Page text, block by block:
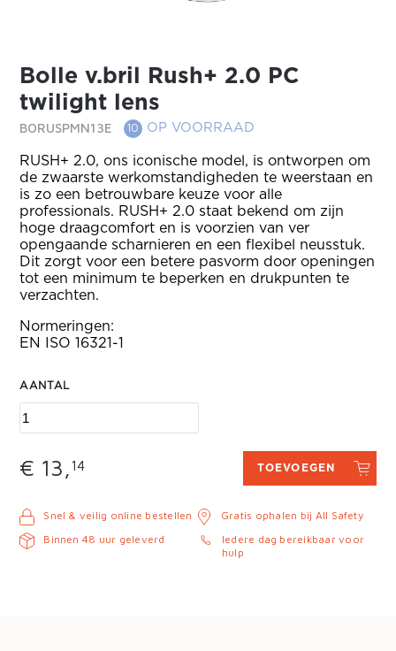
Bolle v.bril Rush+ 2.0 PC
twilight lens
BORUSPMN13E 10 OP VOORRAAD
RUSH+ 2.0, ons iconische model, is ontworpen om
de zwaarste werkomstandigheden te weerstaan en
is zo een betrouwbare keuze voor alle
professionals. RUSH+ 2.0 staat bekend om zijn
hoge draagcomfort en is voorzien van ver
opengaande scharnieren en een flexibel neusstuk.
Dit zorgt voor een betere pasvorm door openingen
tot een minimum te beperken en drukpunten te
verzachten.
Normeringen:
EN ISO 16321-1
AANTAL
€ 13,14 TOEVOEGEN
Snel & veilig online bestellen
Binnen 48 uur geleverd
Gratis ophalen bij All Safety
Iedere dag bereikbaar voor
hulp